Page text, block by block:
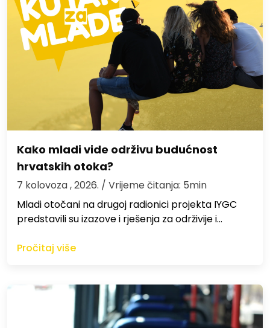
Kako mladi vide održivu budućnost
hrvatskih otoka?
7 kolovoza , 2026. / Vrijeme čitanja: 5min
Mladi otočani na drugoj radionici projekta IYGC
predstavili su izazove i rješenja za održivije i…
Pročitaj više